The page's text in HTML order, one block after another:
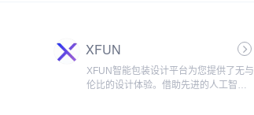
XFUN
XFUN智能包装设计平台为您提供了无与
伦比的设计体验。借助先进的人工智能